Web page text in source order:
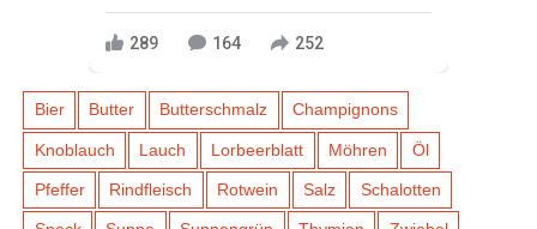
289 164 252
Bier Butter Butterschmalz Champignons
Knoblauch Lauch Lorbeerblatt Möhren Öl
Pfeffer Rindfleisch Rotwein Salz Schalotten